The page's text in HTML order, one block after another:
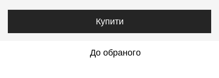
Купити
До обраного